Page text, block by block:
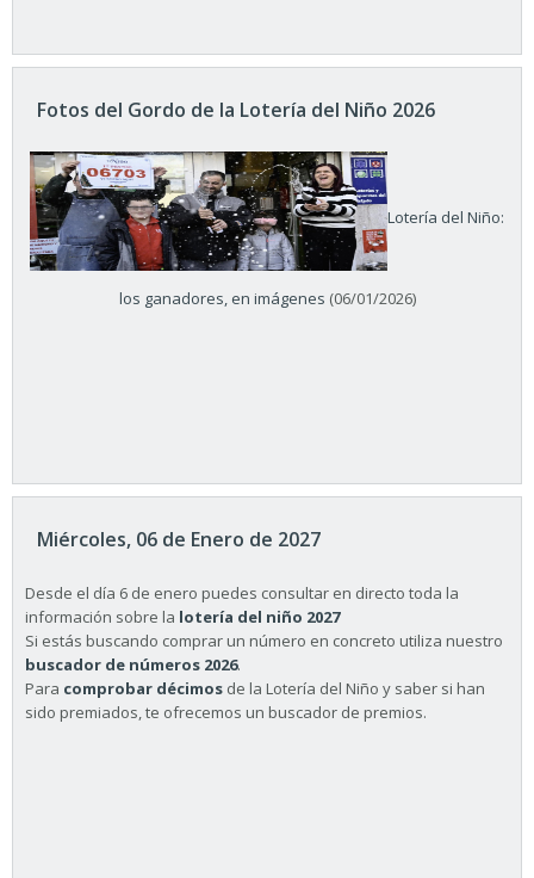
Fotos del Gordo de la Lotería del Niño 2026
Lotería del Niño:
los ganadores, en imágenes (06/01/2026)
Miércoles, 06 de Enero de 2027
Desde el día 6 de enero puedes consultar en directo toda la
información sobre la lotería del niño 2027
Si estás buscando comprar un número en concreto utiliza nuestro
buscador de números 2026.
Para comprobar décimos de la Lotería del Niño y saber si han
sido premiados, te ofrecemos un buscador de premios.